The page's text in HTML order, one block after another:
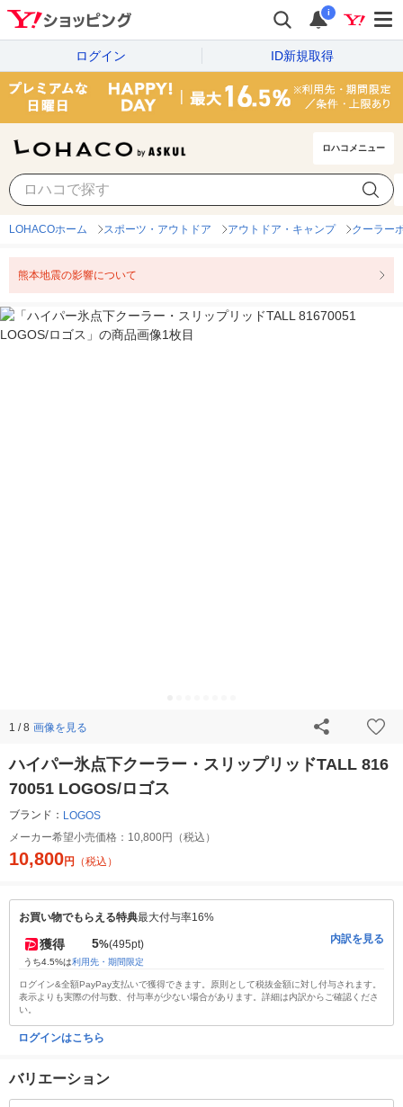
i
ログイン ID新規取得
ロハコメニュー
LOHACOホーム スポーツ・アウトドア アウトドア・キャンプ クーラー
熊本地震の影響について
1 / 8 画像を見る
ハイパー氷点下クーラー・スリップリッドTALL 816
70051 LOGOS/ロゴス
ブランド： LOGOS
メーカー希望小売価格： 10,800円（税込）
10,800円 （税込）
お買い物でもらえる特典最大付与率16%
獲得 5%(495pt)
うち4.5%は利用先・期間限定
内訳を見る
ログイン&全額PayPay支払いで獲得できます。原則として税抜金額に対し付与されます。
表示よりも実際の付与数、付与率が少ない場合があります。詳細は内訳からご確認くださ
い。
ログインはこちら
バリエーション